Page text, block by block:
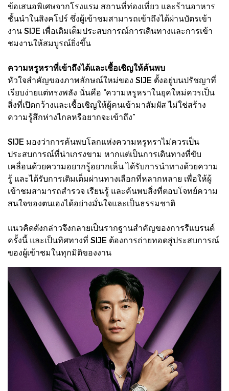
ข้อเสนอพิเศษจากโรงแรม สถานที่ท่องเที่ยว และร้านอาหาร
ชั้นนำในสิงคโปร์ ซึ่งผู้เข้าชมสามารถเข้าถึงได้ผ่านบัตรเข้า
งาน SIJE เพื่อเติมเต็มประสบการณ์การเดินทางและการเข้า
ชมงานให้สมบูรณ์ยิ่งขึ้น
ความหรูหราที่เข้าถึงได้และเชื้อเชิญให้ค้นพบ
หัวใจสำคัญของภาพลักษณ์ใหม่ของ SIJE ตั้งอยู่บนปรัชญาที่
เรียบง่ายแต่ทรงพลัง นั่นคือ “ความหรูหราในยุคใหม่ควรเป็น
สิ่งที่เปิดกว้างและเชื้อเชิญให้ผู้คนเข้ามาสัมผัส ไม่ใช่สร้าง
ความรู้สึกห่างไกลหรือยากจะเข้าถึง”
SIJE มองว่าการค้นพบโลกแห่งความหรูหราไม่ควรเป็น
ประสบการณ์ที่น่าเกรงขาม หากแต่เป็นการเดินทางที่ขับ
เคลื่อนด้วยความอยากรู้อยากเห็น ได้รับการนำทางด้วยความ
รู้ และได้รับการเติมเต็มผ่านทางเลือกที่หลากหลาย เพื่อให้ผู้
เข้าชมสามารถสำรวจ เรียนรู้ และค้นพบสิ่งที่ตอบโจทย์ความ
สนใจของตนเองได้อย่างมั่นใจและเป็นธรรมชาติ
แนวคิดดังกล่าวจึงกลายเป็นรากฐานสำคัญของการรีแบรนด์
ครั้งนี้ และเป็นทิศทางที่ SIJE ต้องการถ่ายทอดสู่ประสบการณ์
ของผู้เข้าชมในทุกมิติของงาน